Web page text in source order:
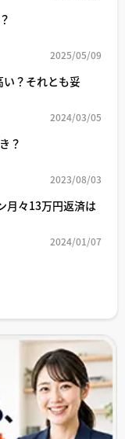
2025/05/09
？それとも妥
2024/03/05
？
2023/08/03
月々13万円返済は
2024/01/07